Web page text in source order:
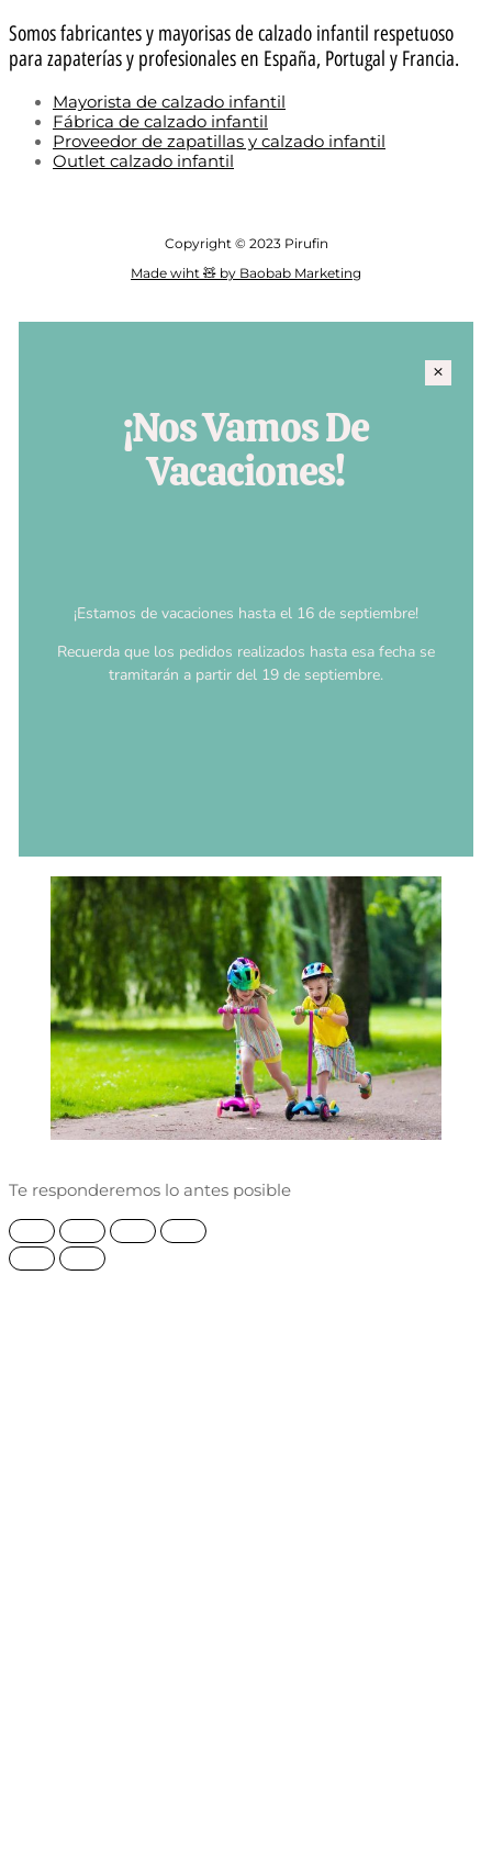
Somos fabricantes y mayorisas de calzado infantil respetuoso
para zapaterías y profesionales en España, Portugal y Francia.
Mayorista de calzado infantil
Fábrica de calzado infantil
Proveedor de zapatillas y calzado infantil
Outlet calzado infantil
Copyright © 2023 Pirufin
Made wiht 🧸 by Baobab Marketing
¡Nos Vamos De
Vacaciones!
¡Estamos de vacaciones hasta el 16 de septiembre!
Recuerda que los pedidos realizados hasta esa fecha se
tramitarán a partir del 19 de septiembre.
Te responderemos lo antes posible